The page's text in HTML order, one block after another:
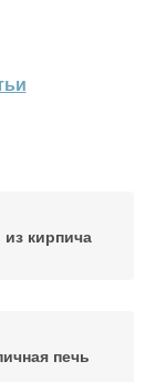
из кирпича
печь